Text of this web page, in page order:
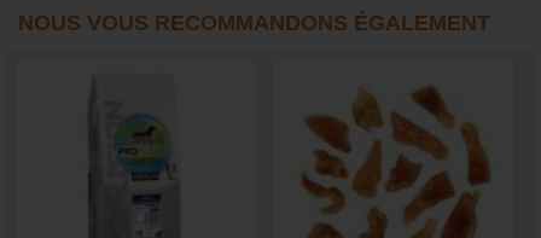
NOUS VOUS RECOMMANDONS ÉGALEMENT